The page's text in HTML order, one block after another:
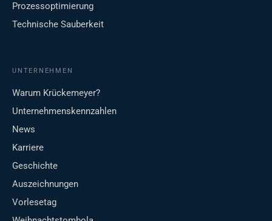
Prozessoptimierung
Technische Sauberkeit
UNTERNEHMEN
Warum Krückemeyer?
Unternehmenskennzahlen
News
Karriere
Geschichte
Auszeichnungen
Vorlesetag